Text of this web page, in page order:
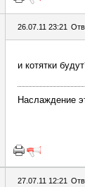
26.07.11 23:21
и котятки
Наслаждение
27.07.11 12:21